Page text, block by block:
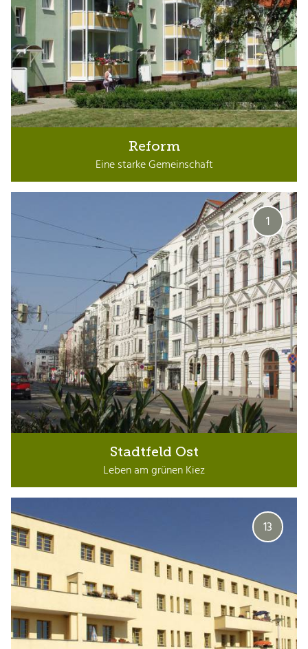
Reform
Eine starke Gemeinschaft
1
Stadtfeld Ost
Leben am grünen Kiez
13